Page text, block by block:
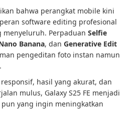
bahwa perangkat mobile kini
software editing profesional
Perpaduan Selfie
Banana, dan Generative Edit
pengeditan foto instan namun
hasil yang akurat, dan
mulus, Galaxy S25 FE menjadi
yang ingin meningkatkan